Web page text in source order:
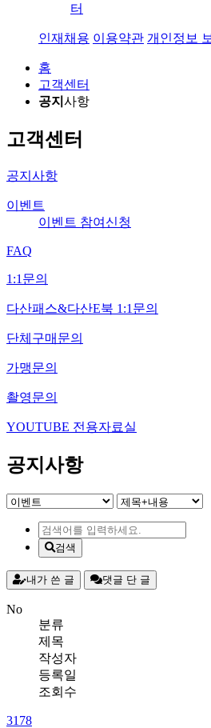
터
인재채용 이용약관 개인정보
홈
고객센터
공지 사항
고객센터
공지사항
이벤트
이벤트 참여신청
FAQ
1:1문의
다산패스&다산E북 1:1문의
단체구매문의
가맹문의
촬영문의
YOUTUBE 전용자료실
공지 사항
검색
내가 쓴 글 댓글 단 글
No
분류
제목
작성자
등록일
조회수
3178